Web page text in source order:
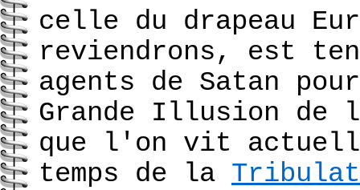
celle du drapeau
reviendrons, est
agents de Satan
Grande Illusion de
que l'on vit
temps de la